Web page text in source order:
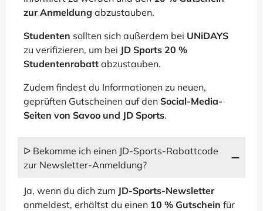
zur Anmeldung abzustauben.
Studenten sollten sich außerdem bei UNiDAYS
zu verifizieren, um bei JD Sports 20 %
Studentenrabatt abzustauben.
Zudem findest du Informationen zu neuen,
geprüften Gutscheinen auf den Social-Media-
Seiten von Savoo und JD Sports.
ᐅ Bekomme ich einen JD-Sports-Rabattcode
zur Newsletter-Anmeldung?
Ja, wenn du dich zum JD-Sports-Newsletter
anmeldest, erhältst du einen 10 % Gutschein für